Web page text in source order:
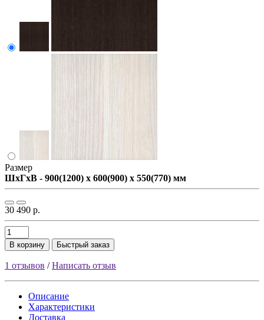
Размер
ШxГxВ - 900(1200) x 600(900) x 550(770) мм
30 490 р.
В корзину Быстрый заказ
1 отзывов /Написать отзыв
Описание
Характеристики
Доставка